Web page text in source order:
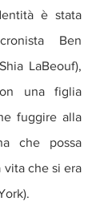
è stata
Ben
LaBeouf),
una figlia
fuggire alla
che possa
che si era